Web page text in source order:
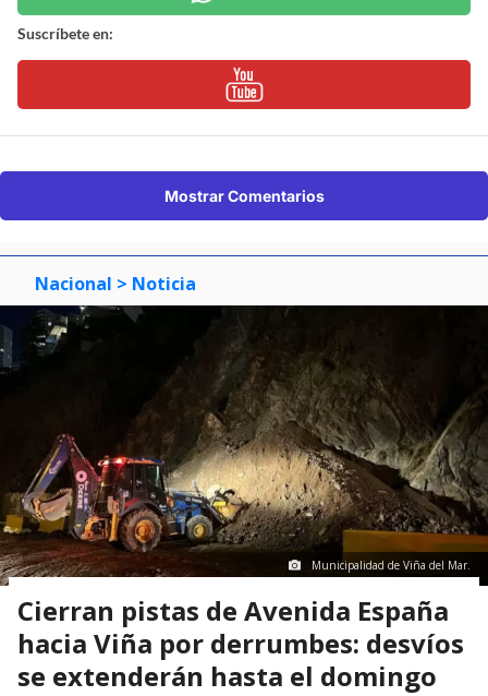
Suscríbete en:
Mostrar Comentarios
Nacional > Noticia
Municipalidad de Viña del Mar.
Cierran pistas de Avenida España
hacia Viña por derrumbes: desvíos
se extenderán hasta el domingo